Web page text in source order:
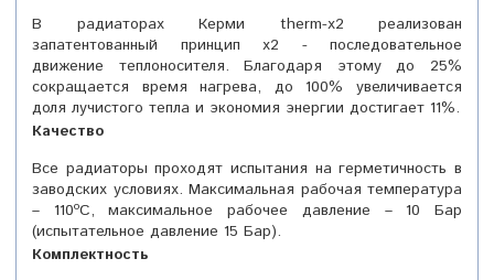
В радиаторах Керми therm-x2 реализован
запатентованный принцип x2 - последовательное
движение теплоносителя. Благодаря этому до 25%
сокращается время нагрева, до 100% увеличивается
доля лучистого тепла и экономия энергии достигает 11%.
Качество
Все радиаторы проходят испытания на герметичность в
заводских условиях. Максимальная рабочая температура
– 110ºС, максимальное рабочее давление – 10 Бар
(испытательное давление 15 Бар).
Комплектность